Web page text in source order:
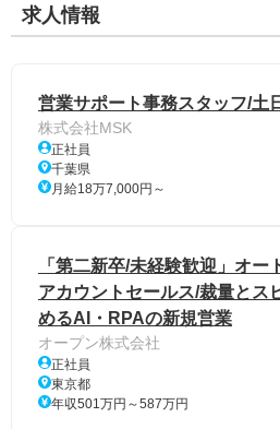
求人情報
営業サポート事務スタッフ/土
株式会社MSK
正社員
千葉県
月給18万7,000円～
「第二新卒/未経験歓迎」オ
アカウントセールス/裁量とス
めるAI・RPAの新規営業
オープン株式会社
正社員
東京都
年収501万円～587万円